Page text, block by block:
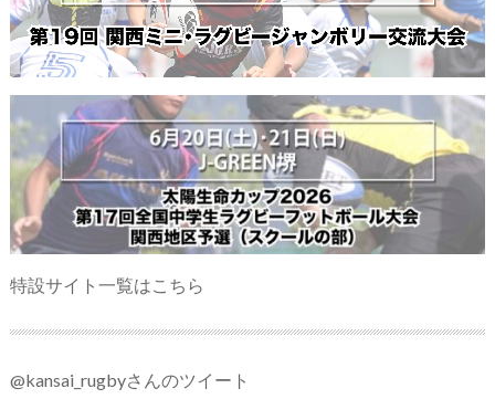
特設サイト一覧はこちら
@kansai_rugbyさんのツイート